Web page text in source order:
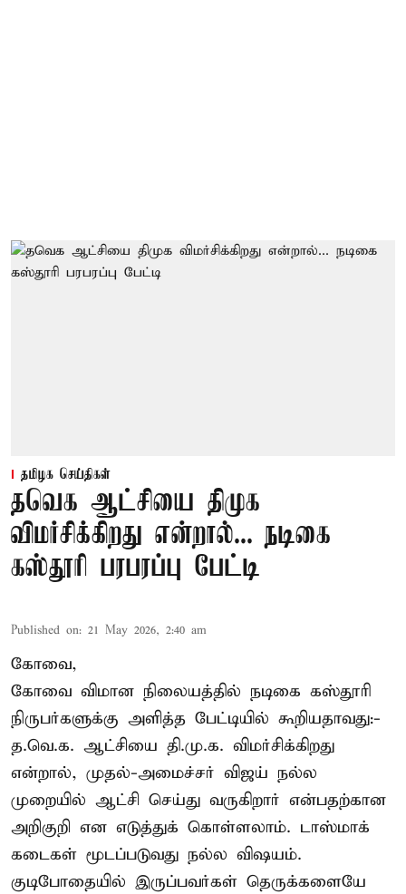
தமிழக செய்திகள்
தவெக ஆட்சியை திமுக
விமர்சிக்கிறது என்றால்... நடிகை
கஸ்தூரி பரபரப்பு பேட்டி
Published on: 21 May 2026, 2:40 am
கோவை,
கோவை விமான நிலையத்தில் நடிகை கஸ்தூரி
நிருபர்களுக்கு அளித்த பேட்டியில் கூறியதாவது:-
த.வெ.க. ஆட்சியை தி.மு.க. விமர்சிக்கிறது
என்றால், முதல்-அமைச்சர் விஜய் நல்ல
முறையில் ஆட்சி செய்து வருகிறார் என்பதற்கான
அறிகுறி என எடுத்துக் கொள்ளலாம். டாஸ்மாக்
கடைகள் மூடப்படுவது நல்ல விஷயம்.
குடிபோதையில் இருப்பவர்கள் தெருக்களையே